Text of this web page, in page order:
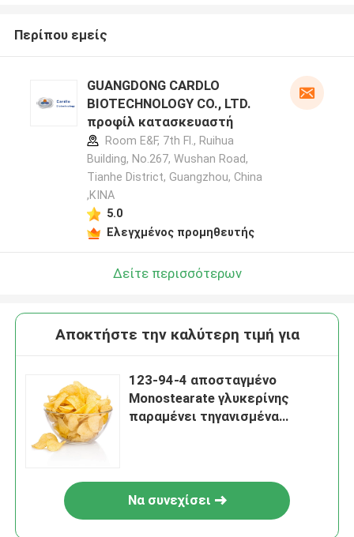
Περίπου εμείς
GUANGDONG CARDLO
BIOTECHNOLOGY CO., LTD.
προφίλ κατασκευαστή
Room E&F, 7th Fl., Ruihua
Building, No.267, Wushan Road,
Tianhe District, Guangzhou, China
,ΚΙΝΑ
5.0
Ελεγχμένος προμηθευτής
Δείτε περισσότερων
Αποκτήστε την καλύτερη τιμή για
123-94-4 αποσταγμένο
Monostearate γλυκερίνης
παραμένει τηγανισμένα
Να συνεχίσει